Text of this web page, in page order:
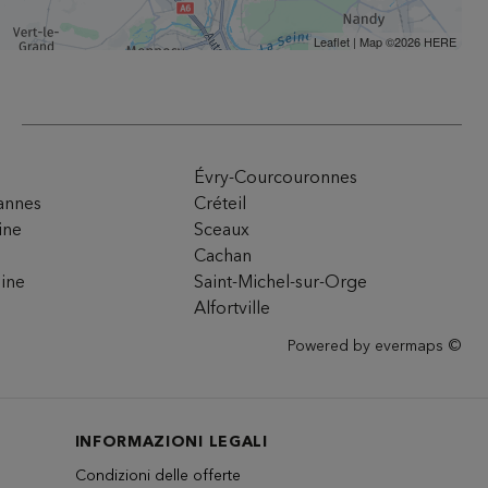
Leaflet| Map ©2026 HERE
Évry-Courcouronnes
Créteil
Sceaux
Cachan
Saint-Michel-sur-Orge
Alfortville
Powered by evermaps ©
INFORMAZIONI LEGALI
Condizioni delle offerte